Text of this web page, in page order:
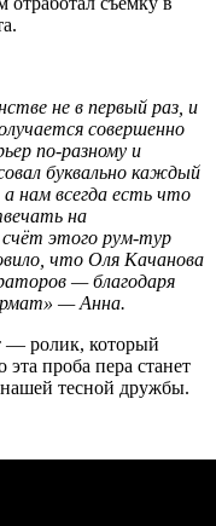
не в первый раз, и
совершенно
по-разному и
буквально каждый
нам всегда есть что
на
этого рум-тур
что Оля Качанова
— благодаря
— Анна.
— ролик, который
проба пера станет
тесной дружбы.